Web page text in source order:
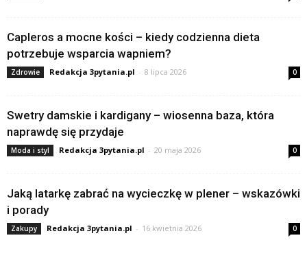
Capleros a mocne kości – kiedy codzienna dieta
potrzebuje wsparcia wapniem?
Zdrowie Redakcja 3pytania.pl - 8 lipca 2026 0
Swetry damskie i kardigany – wiosenna baza, która
naprawdę się przydaje
Moda i styl Redakcja 3pytania.pl - 20 maja 2026 0
Jaką latarkę zabrać na wycieczkę w plener – wskazówki
i porady
Zakupy Redakcja 3pytania.pl - 16 kwietnia 2026 0